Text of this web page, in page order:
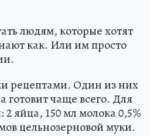
людям, которые хотят
как. Или им просто
рецептами. Один из них
готовит чаще всего. Для
яйца, 150 мл молока 0,5%
цельнозерновой муки.